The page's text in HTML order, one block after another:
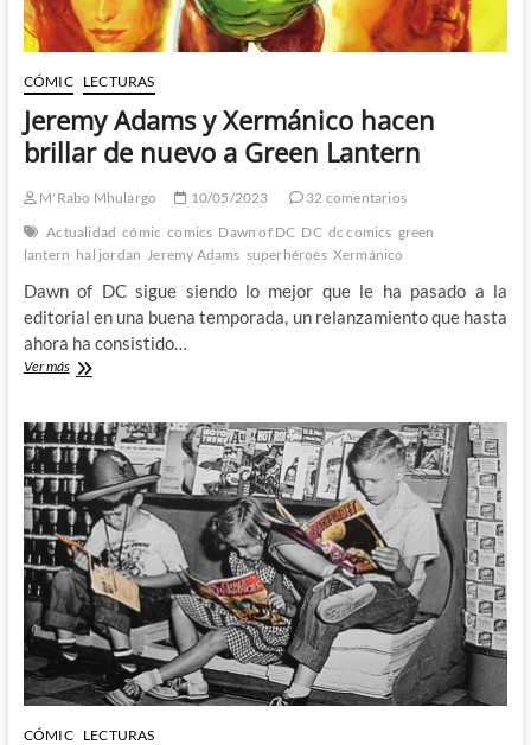
carrera
CÓMIC LECTURAS
Jeremy Adams y Xermánico hacen
brillar de nuevo a Green Lantern
M'Rabo Mhulargo 10/05/2023
32 comentarios
Actualidad cómic comics Dawn of DC DC dc comics green
lantern hal jordan Jeremy Adams superhéroes Xermánico
Dawn of DC sigue siendo lo mejor que le ha pasado a la
editorial en una buena temporada, un relanzamiento que hasta
ahora ha consistido…
Ver másJeremy
Xermánico
hacen
brillar
de
nuevo
a
Green
Lantern
CÓMIC LECTURAS